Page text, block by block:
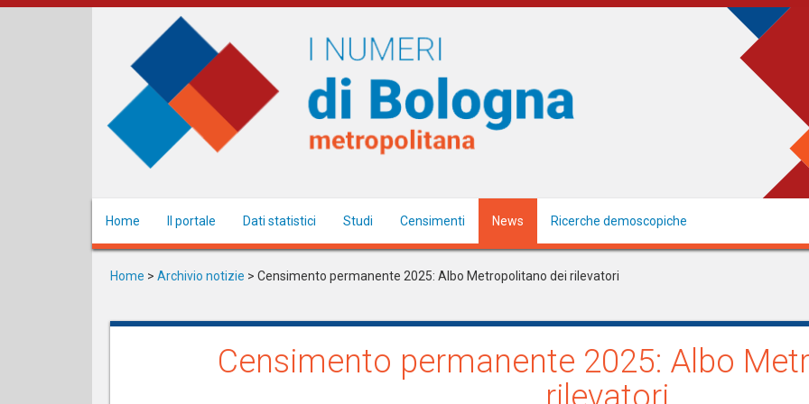
Salta
Home Il portale Dati statistici Studi Censimenti News Ricerche demoscopiche
Home > Archivio notizie > Censimento permanente 2025: Albo Metropolitano dei rilevatori
Censimento permanente 2025: Albo